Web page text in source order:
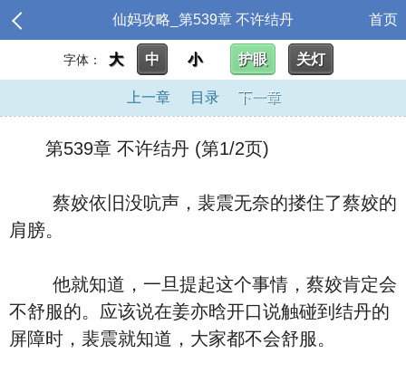
仙妈攻略_第539章 不许结丹 首页
字体： 大 中 小 护眼 关灯
上一章 目录 下一章
第539章 不许结丹 (第1/2页)
蔡姣依旧没吭声，裴震无奈的搂住了蔡姣的
肩膀。
他就知道，一旦提起这个事情，蔡姣肯定会
不舒服的。应该说在姜亦晗开口说触碰到结丹的
屏障时，裴震就知道，大家都不会舒服。